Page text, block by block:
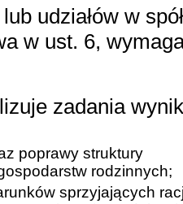
udziałów w
w ust. 6,
zadania
poprawy struktury
rodzinnych;
sprzyjających